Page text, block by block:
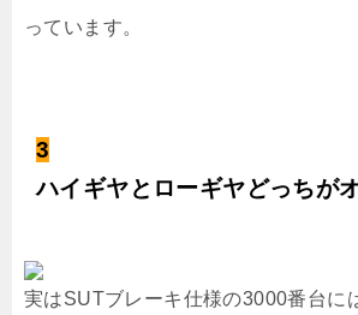
っています。
3
ハイギヤとローギヤどっちが
実はSUTブレーキ仕様の3000番台に